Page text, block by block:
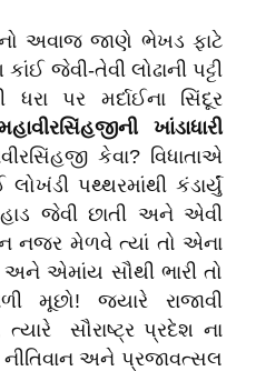
અવાજ જાણે ભેખડ ફાટે
જેવી-તેવી લોઢાની પટ્ટી
પર મર્દાઈના સિંદૂર
ખાંડાધારી
કેવા? વિધાતાએ
પથ્થરમાંથી કંડાર્યું
જેવી છાતી અને એવી
નજર મેળવે ત્યાં તો એના
એમાંય સૌથી ભારી તો
મૂછો! જ્યારે રાજાવી
સૌરાષ્ટ્ર પ્રદેશ ના
નીતિવાન અને પ્રજાવત્સલ